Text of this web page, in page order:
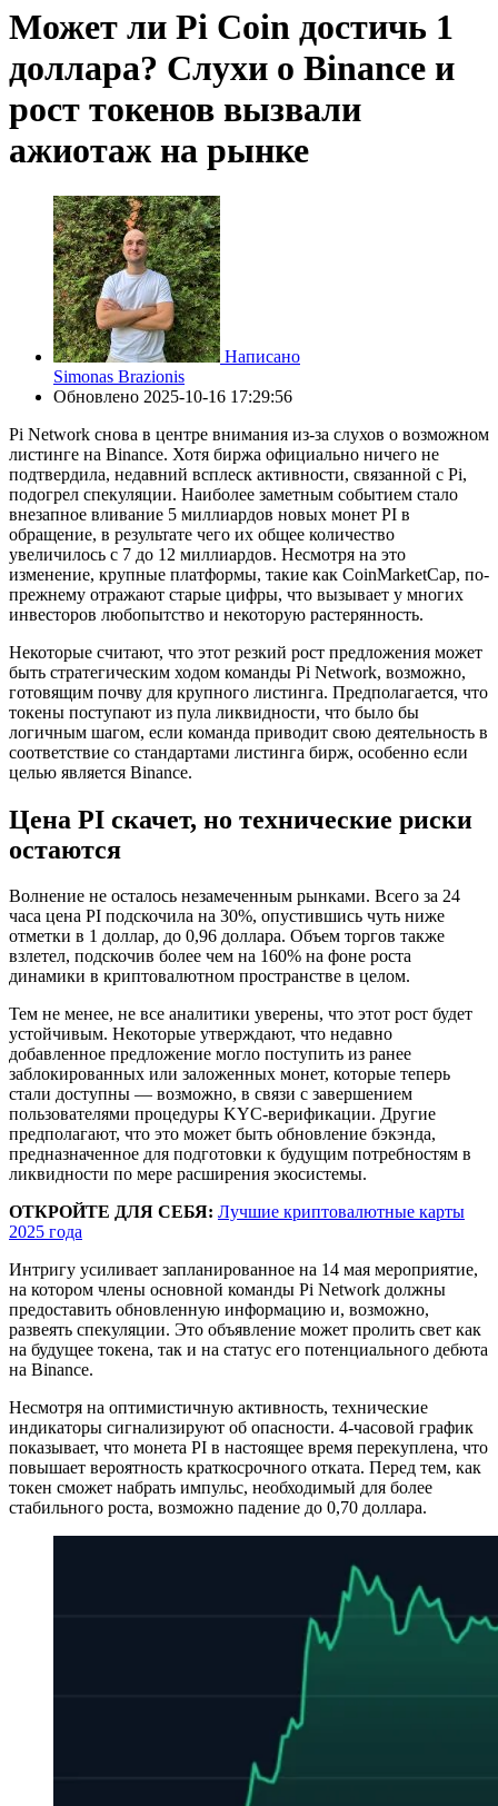
Может ли Pi Coin достичь 1
доллара? Слухи о Binance и
рост токенов вызвали
ажиотаж на рынке
Написано
Simonas Brazionis
Обновлено 2025-10-16 17:29:56
Pi Network снова в центре внимания из-за слухов о возможном
листинге на Binance. Хотя биржа официально ничего не
подтвердила, недавний всплеск активности, связанной с Pi,
подогрел спекуляции. Наиболее заметным событием стало
внезапное вливание 5 миллиардов новых монет PI в
обращение, в результате чего их общее количество
увеличилось с 7 до 12 миллиардов. Несмотря на это
изменение, крупные платформы, такие как CoinMarketCap, по-
прежнему отражают старые цифры, что вызывает у многих
инвесторов любопытство и некоторую растерянность.
Некоторые считают, что этот резкий рост предложения может
быть стратегическим ходом команды Pi Network, возможно,
готовящим почву для крупного листинга. Предполагается, что
токены поступают из пула ликвидности, что было бы
логичным шагом, если команда приводит свою деятельность в
соответствие со стандартами листинга бирж, особенно если
целью является Binance.
Цена PI скачет, но технические риски
остаются
Волнение не осталось незамеченным рынками. Всего за 24
часа цена PI подскочила на 30%, опустившись чуть ниже
отметки в 1 доллар, до 0,96 доллара. Объем торгов также
взлетел, подскочив более чем на 160% на фоне роста
динамики в криптовалютном пространстве в целом.
Тем не менее, не все аналитики уверены, что этот рост будет
устойчивым. Некоторые утверждают, что недавно
добавленное предложение могло поступить из ранее
заблокированных или заложенных монет, которые теперь
стали доступны — возможно, в связи с завершением
пользователями процедуры KYC-верификации. Другие
предполагают, что это может быть обновление бэкэнда,
предназначенное для подготовки к будущим потребностям в
ликвидности по мере расширения экосистемы.
ОТКРОЙТЕ ДЛЯ СЕБЯ: Лучшие криптовалютные карты
2025 года
Интригу усиливает запланированное на 14 мая мероприятие,
на котором члены основной команды Pi Network должны
предоставить обновленную информацию и, возможно,
развеять спекуляции. Это объявление может пролить свет как
на будущее токена, так и на статус его потенциального дебюта
на Binance.
Несмотря на оптимистичную активность, технические
индикаторы сигнализируют об опасности. 4-часовой график
показывает, что монета PI в настоящее время перекуплена, что
повышает вероятность краткосрочного отката. Перед тем, как
токен сможет набрать импульс, необходимый для более
стабильного роста, возможно падение до 0,70 доллара.